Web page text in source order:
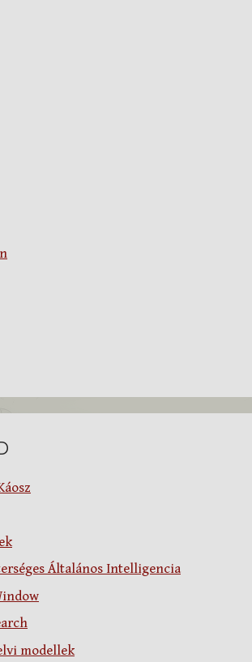
Általános Intelligencia
modellek